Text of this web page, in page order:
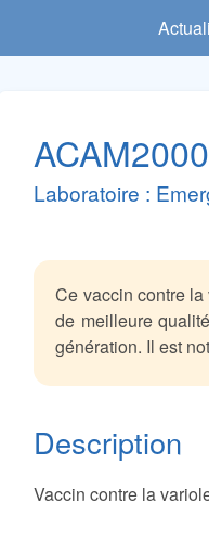
ACAM2000
Laboratoire :
Ce vaccin contre
de meilleure
génération. Il est
Description
Vaccin contre la